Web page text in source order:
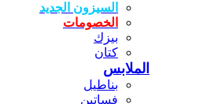
السيزون الجديد
الخصومات
بيزك
كتان
الملابس
بناطيل
فساتين